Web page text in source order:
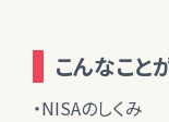
こんなこと
・NISAのしくみ